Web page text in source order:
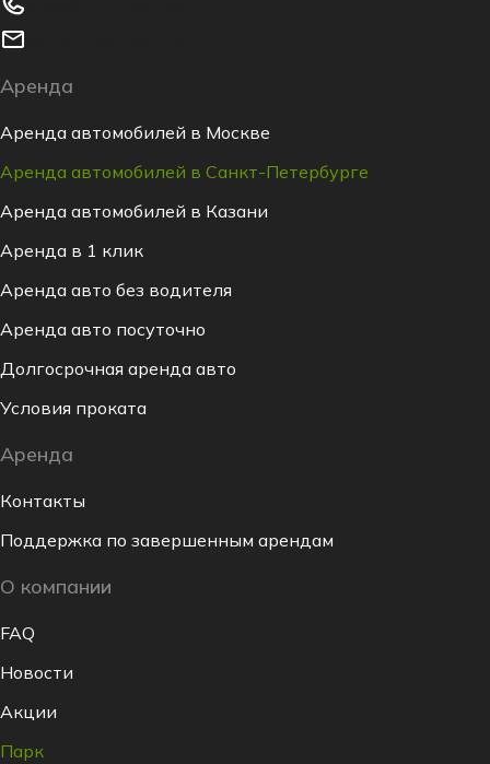
Аренда
Аренда автомобилей в Москве
Аренда автомобилей в Санкт-Петербурге
Аренда автомобилей в Казани
Аренда в 1 клик
Аренда авто без водителя
Аренда авто посуточно
Долгосрочная аренда авто
Условия проката
Аренда
Контакты
Поддержка по завершенным арендам
О компании
FAQ
Новости
Акции
Парк